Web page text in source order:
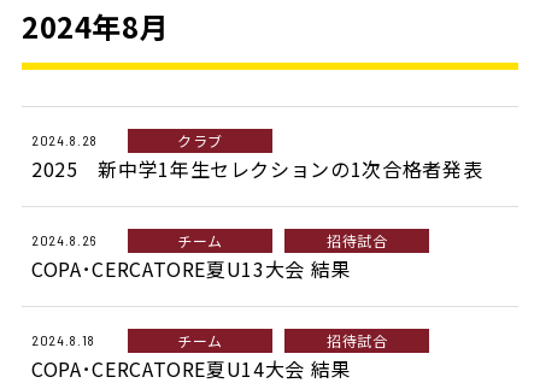
2024年8月
2024.8.28 クラブ
2025 新中学1年生セレクションの1次合格者発表
2024.8.26 チーム 招待試合
COPA･CERCATORE夏U13大会 結果
2024.8.18 チーム 招待試合
COPA･CERCATORE夏U14大会 結果